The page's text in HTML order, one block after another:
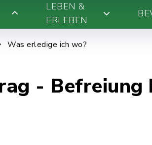
LEBEN &
ERLEBEN
Was erledige ich wo?
- Befreiung